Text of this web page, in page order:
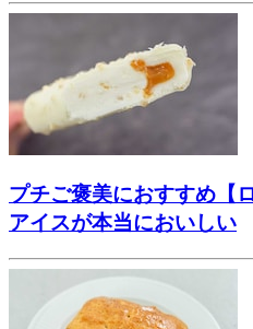
プチご褒美におすすめ【
アイスが本当においしい